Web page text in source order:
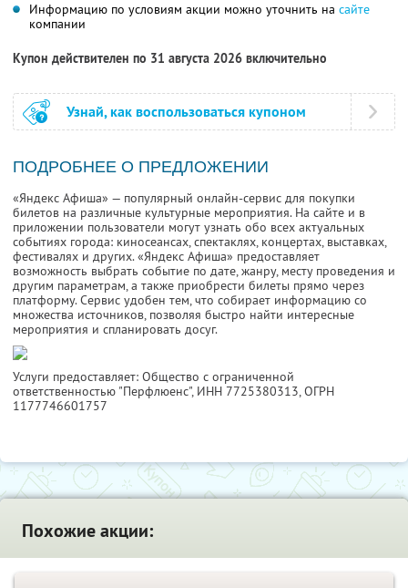
Информацию по условиям акции можно уточнить на сайте
компании
Купон действителен по 31 августа 2026 включительно
Узнай, как воспользоваться купоном
ПОДРОБНЕЕ О ПРЕДЛОЖЕНИИ
«Яндекс Афиша» — популярный онлайн-сервис для покупки
билетов на различные культурные мероприятия. На сайте и в
приложении пользователи могут узнать обо всех актуальных
событиях города: киносеансах, спектаклях, концертах, выставках,
фестивалях и других. «Яндекс Афиша» предоставляет
возможность выбрать событие по дате, жанру, месту проведения и
другим параметрам, а также приобрести билеты прямо через
платформу. Сервис удобен тем, что собирает информацию со
множества источников, позволяя быстро найти интересные
мероприятия и спланировать досуг.
Услуги предоставляет: Общество с ограниченной
ответственностью "Перфлюенс", ИНН 7725380313, ОГРН
1177746601757
Похожие акции: